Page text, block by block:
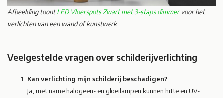
Afbeelding toontLED Vloerspots Zwart met 3-staps dimmervoor het
verlichten van een wand of kunstwerk
Veelgestelde vragen over schilderijverlichting
Kan verlichting mijn schilderij beschadigen?
Ja, met name halogeen- en gloeilampen kunnen hitte en UV-